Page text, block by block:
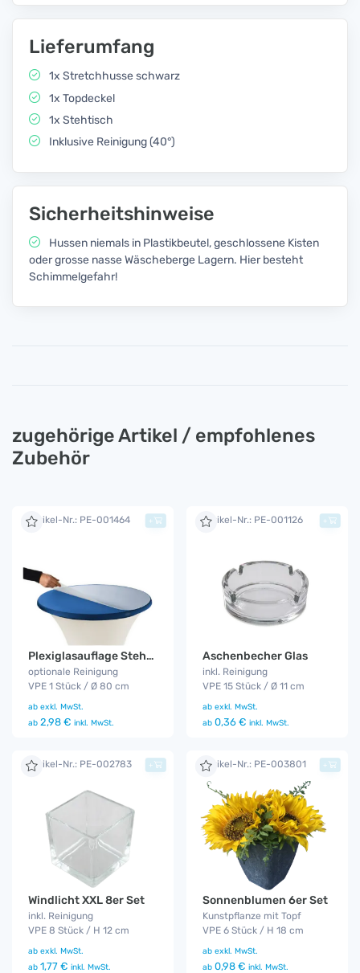
Lieferumfang
1x Stretchhusse schwarz
1x Topdeckel
1x Stehtisch
Inklusive Reinigung (40°)
Sicherheitshinweise
Hussen niemals in Plastikbeutel, geschlossene Kisten
oder grosse nasse Wäscheberge Lagern. Hier besteht
Schimmelgefahr!
zugehörige Artikel / empfohlenes
Zubehör
Artikel-Nr.: PE-001464
Plexiglasauflage Stehtisch
optionale Reinigung
VPE 1 Stück / Ø 80 cm
ab exkl. MwSt.
ab 2,98 € inkl. MwSt.
+ Artikel-Nr.: PE-001126
Aschenbecher Glas
inkl. Reinigung
VPE 15 Stück / Ø 11 cm
ab exkl. MwSt.
ab 0,36 € inkl. MwSt.
+
Artikel-Nr.: PE-002783
Windlicht XXL 8er Set
inkl. Reinigung
VPE 8 Stück / H 12 cm
ab exkl. MwSt.
ab 1,77 € inkl. MwSt.
+ Artikel-Nr.: PE-003801
Sonnenblumen 6er Set
Kunstpflanze mit Topf
VPE 6 Stück / H 18 cm
ab exkl. MwSt.
ab 0,98 € inkl. MwSt.
+